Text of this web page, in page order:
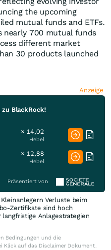
the upcoming
mutual funds and ETFs.
nearly 700 mutual funds
different market
30 products launched
Anzeige
BlackRock!
× 14,02
Hebel
× 12,88
Hebel
Präsentiert von
Verluste beim
Zertifikate sind hoch
Anlagestrategien
Bedingungen und die
Klick auf das Disclaimer Dokument.